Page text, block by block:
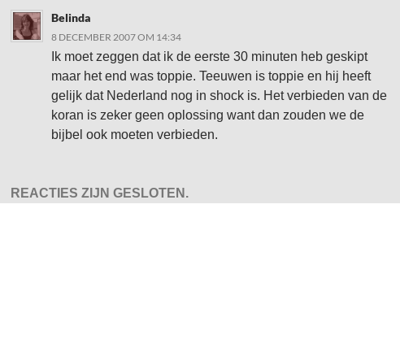
Belinda
8 DECEMBER 2007 OM 14:34
Ik moet zeggen dat ik de eerste 30 minuten heb geskipt
maar het end was toppie. Teeuwen is toppie en hij heeft
gelijk dat Nederland nog in shock is. Het verbieden van de
koran is zeker geen oplossing want dan zouden we de
bijbel ook moeten verbieden.
REACTIES ZIJN GESLOTEN.